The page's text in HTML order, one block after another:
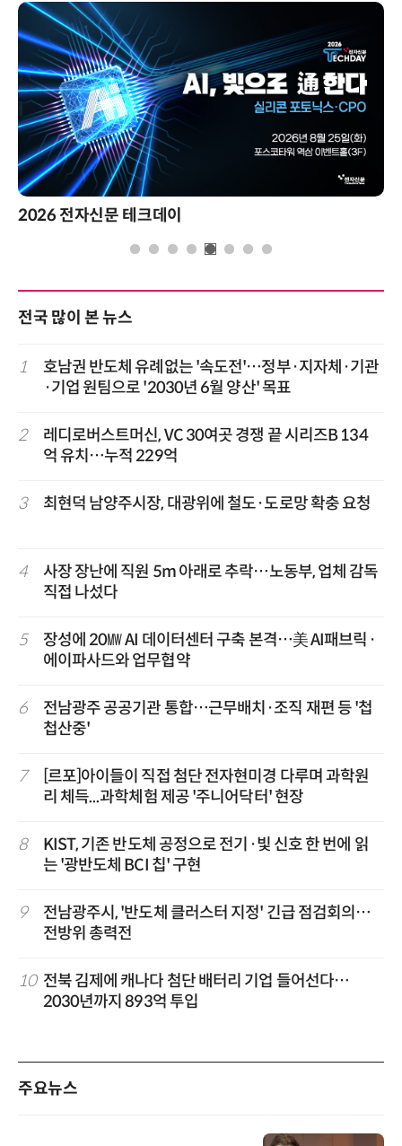
2026 전자신문 테크데이
전국 많이 본 뉴스
1
호남권 반도체 유례없는 '속도전'…정부·지자체·기관
·기업 원팀으로 '2030년 6월 양산' 목표
2
레디로버스트머신, VC 30여곳 경쟁 끝 시리즈B 134
억 유치…누적 229억
3 최현덕 남양주시장, 대광위에 철도·도로망 확충 요청
4
사장 장난에 직원 5m 아래로 추락…노동부, 업체 감독
직접 나섰다
5
장성에 20㎿ AI 데이터센터 구축 본격…美 AI패브릭·
에이파사드와 업무협약
6
전남광주 공공기관 통합…근무배치·조직 재편 등 '첩
첩산중'
7
[르포]아이들이 직접 첨단 전자현미경 다루며 과학원
리 체득...과학체험 제공 '주니어닥터' 현장
8
KIST, 기존 반도체 공정으로 전기·빛 신호 한 번에 읽
는 '광반도체 BCI 칩' 구현
9
전남광주시, '반도체 클러스터 지정' 긴급 점검회의…
전방위 총력전
10 전북 김제에 캐나다 첨단 배터리 기업 들어선다…
2030년까지 893억 투입
주요뉴스